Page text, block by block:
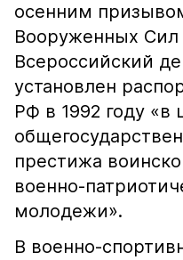
осенним
Вооруженных Сил
Всероссийский
установлен
РФ в 1992 году
престижа
военно-
молодежи».
В военно-